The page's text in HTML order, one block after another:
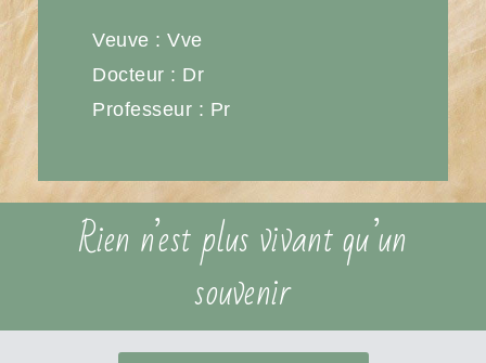
Veuve : Vve
Docteur : Dr
Professeur : Pr
Rien n’est plus vivant qu’un
souvenir